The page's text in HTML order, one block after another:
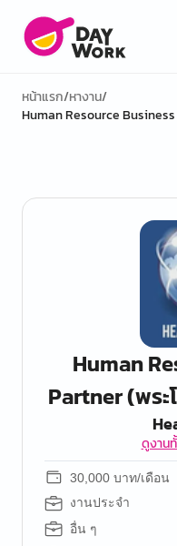
หน้าแรก/หางาน/
Human Resource Business
Human
Partner (พระ
ดูงาน
30,000 บาท/เดือน
งานประจำ
อื่น ๆ